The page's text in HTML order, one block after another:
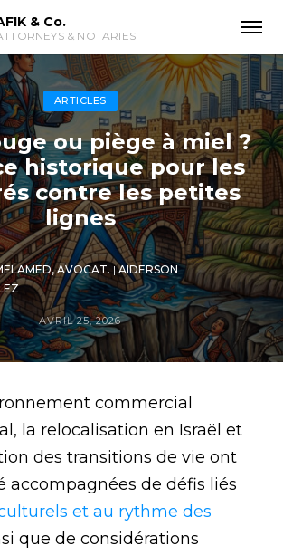
& Co.
& NOTARIES
ARTICLES
ou piège à miel ?
historique pour les
contre les petites
lignes
AVOCAT. |AIDERSON
AVRIL 25, 2026
commercial
la relocalisation en Israël et
des transitions de vie ont
accompagnées de défis liés
et au rythme des
que de considérations